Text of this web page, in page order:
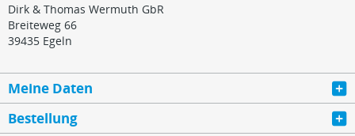
Dirk & Thomas Wermuth GbR
Breiteweg 66
39435 Egeln
Meine Daten
Bestellung